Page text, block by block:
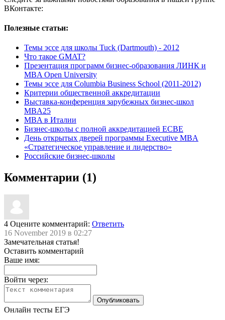
ВКонтакте:
Полезные статьи:
Темы эссе для школы Tuck (Dartmouth) - 2012
Что такое GMAT?
Презентация программ бизнес-образования ЛИНК и
MBA Open University
Темы эссе для Columbia Business School (2011-2012)
Критерии общественной аккредитации
Выставка-конференция зарубежных бизнес-школ
MBA25
MBA в Италии
Бизнес-школы с полной аккредитацией ECBE
День открытых дверей программы Executive MBA
«Стратегическое управление и лидерство»
Российские бизнес-школы
Комментарии (1)
4 Оцените комментарий: Ответить
16 November 2019 в 02:27
Замечательная статья!
Оставить комментарий
Ваше имя:
Войти через:
Онлайн тесты ЕГЭ